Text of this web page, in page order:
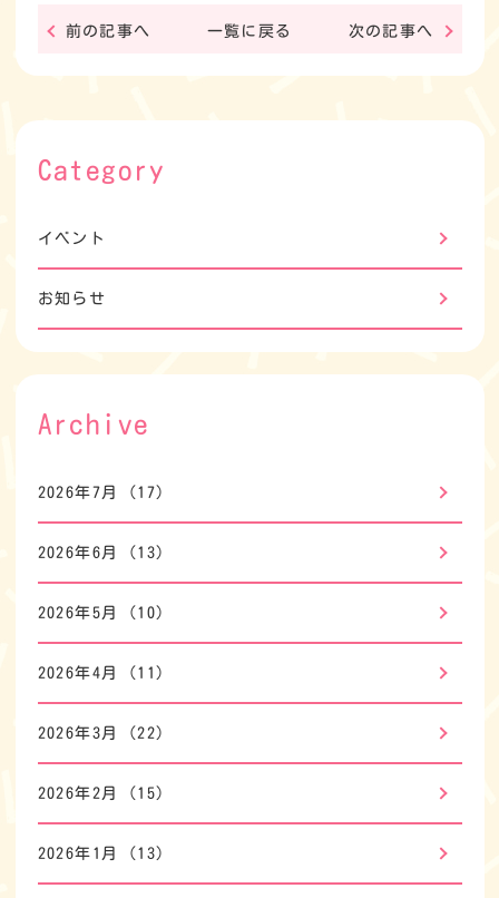
前の記事へ 一覧に戻る 次の記事へ
Category
イベント
お知らせ
Archive
2026年7月 (17)
2026年6月 (13)
2026年5月 (10)
2026年4月 (11)
2026年3月 (22)
2026年2月 (15)
2026年1月 (13)